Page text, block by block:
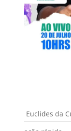
Euclides da